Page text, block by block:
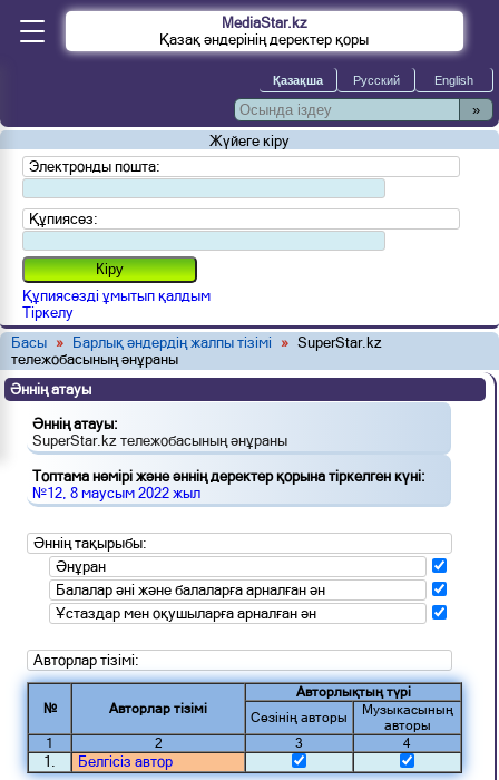
MediaStar.kz
Қазақ әндерінің деректер қоры
»
Жүйеге кіру
Электронды пошта:
Құпиясөз:
Құпиясөзді ұмытып қалдым
Тіркелу
Басы » Барлық әндердің жалпы тізімі » SuperStar.kz
тележобасының әнұраны
Әннің атауы
Әннің атауы:
SuperStar.kz тележобасының әнұраны
Топтама нөмірі және әннің деректер қорына тіркелген күні:
№12, 8 маусым 2022 жыл
Әннің тақырыбы:
Әнұран
Балалар әні және балаларға арналған ән
Ұстаздар мен оқушыларға арналған ән
Авторлар тізімі:
№ Авторлар тізімі
Авторлықтың түрі
Сөзінің авторы
Музыкасының
авторы
1
2 3 4
1. Белгісіз автор